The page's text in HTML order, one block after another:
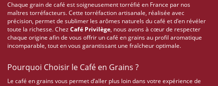
Chaque grain de café est soigneusement torréfié en France par nos
maîtres torréfacteurs. Cette torréfaction artisanale, réalisée avec
précision, permet de sublimer les arômes naturels du café et d'en révéler
toute la richesse. ChezCafé Privilège, nous avons à cœur de respecter
chaque origine afin de vous offrir un café en grains au profil aromatique
incomparable, tout en vous garantissant une fraîcheur optimale.
Pourquoi Choisir le Café en Grains ?
Le café en grains vous permet d’aller plus loin dans votre expérience de